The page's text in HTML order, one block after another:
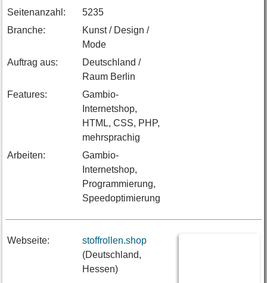
Seitenanzahl:
5235
Branche:
Kunst / Design /
Mode
Auftrag aus:
Deutschland /
Raum Berlin
Features:
Gambio-
Internetshop,
HTML, CSS, PHP,
mehrsprachig
Arbeiten:
Gambio-
Internetshop,
Programmierung,
Speedoptimierung
Webseite:
stoffrollen.shop
(Deutschland,
Hessen)